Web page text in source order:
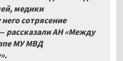
медики
сотрясение
рассказали АН «Между
МУ МВД